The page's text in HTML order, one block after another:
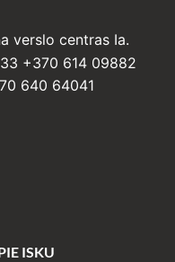
verslo centras Ia.
+370 614 09882
640 64041
ISKU